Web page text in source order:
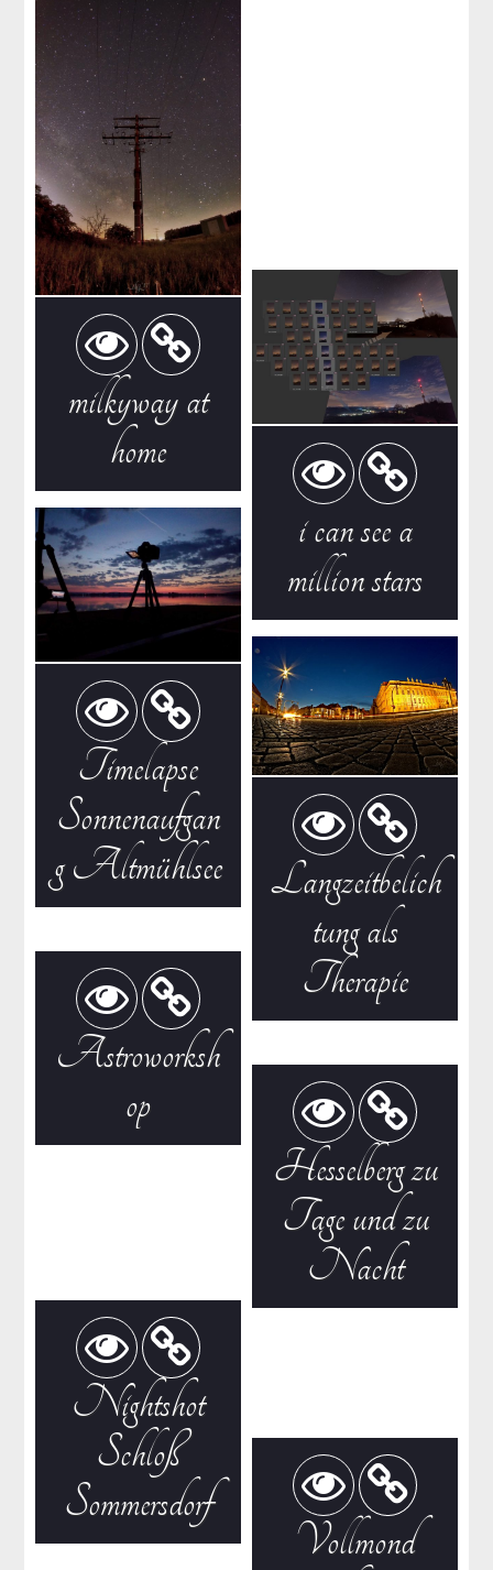
milkyway at
home
i can see a
million stars
Timelapse
Sonnenaufgan
g Altmühlsee
Langzeitbelich
tung als
Therapie
Astroworksh
op
Hesselberg zu
Tage und zu
Nacht
Nightshot
Schloß
Sommersdorf
Vollmond